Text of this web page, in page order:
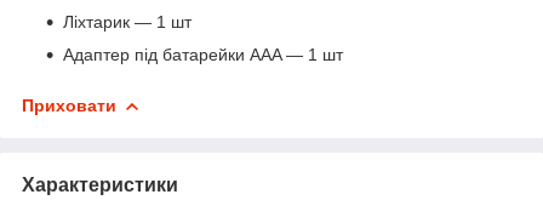
Ліхтарик — 1 шт
Адаптер під батарейки AAA — 1 шт
Приховати
Характеристики